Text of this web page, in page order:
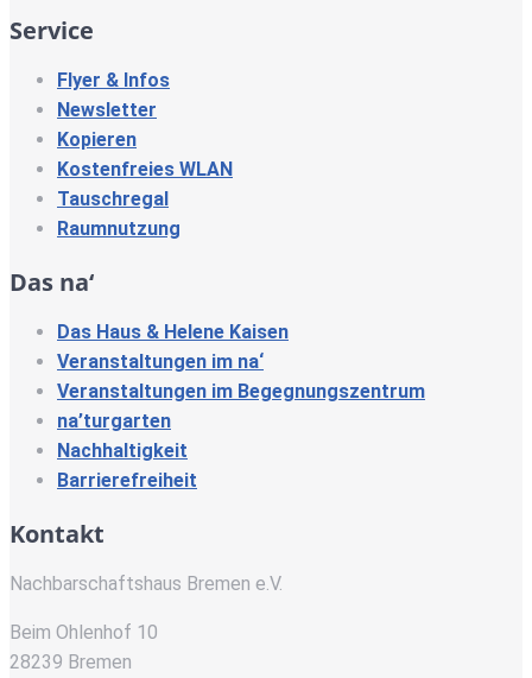
Service
Flyer & Infos
Newsletter
Kopieren
Kostenfreies WLAN
Tauschregal
Raumnutzung
Das na‘
Das Haus & Helene Kaisen
Veranstaltungen im na‘
Veranstaltungen im Begegnungszentrum
na’turgarten
Nachhaltigkeit
Barrierefreiheit
Kontakt
Nachbarschaftshaus Bremen e.V.
Beim Ohlenhof 10
28239 Bremen